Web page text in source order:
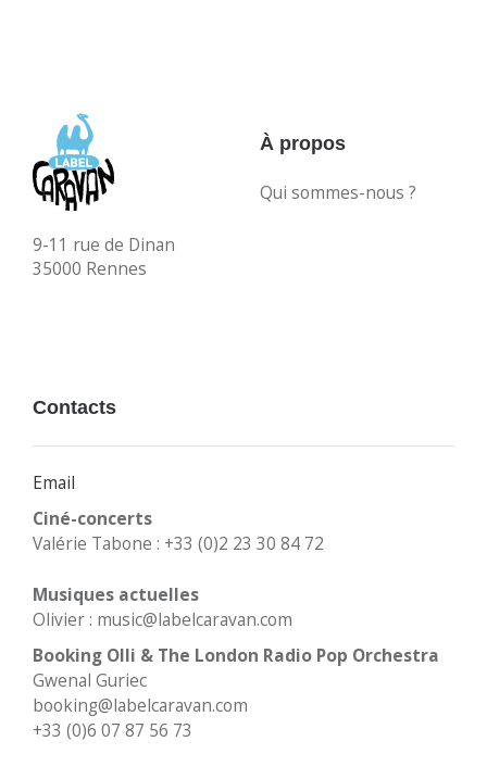
9-11 rue de Dinan
35000 Rennes
À propos
Qui sommes-nous ?
Contacts
Email
Ciné-concerts
Valérie Tabone : +33 (0)2 23 30 84 72
Musiques actuelles
Olivier : music@labelcaravan.com
Booking Olli & The London Radio Pop Orchestra
Gwenal Guriec
booking@labelcaravan.com
+33 (0)6 07 87 56 73